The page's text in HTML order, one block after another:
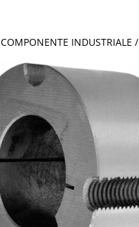
COMPONENTE INDUSTRIALE /